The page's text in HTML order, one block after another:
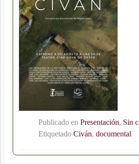
Publicado en Presentación, Sin
Etiquetado Civán, documental